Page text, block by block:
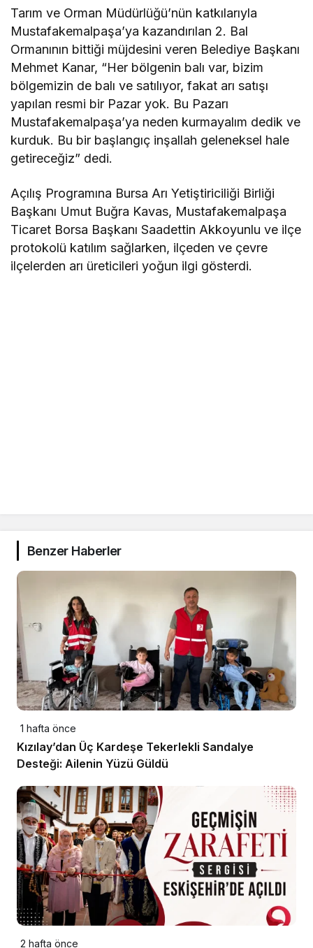
Tarım ve Orman Müdürlüğü’nün katkılarıyla
Mustafakemalpaşa’ya kazandırılan 2. Bal
Ormanının bittiği müjdesini veren Belediye Başkanı
Mehmet Kanar, “Her bölgenin balı var, bizim
bölgemizin de balı ve satılıyor, fakat arı satışı
yapılan resmi bir Pazar yok. Bu Pazarı
Mustafakemalpaşa’ya neden kurmayalım dedik ve
kurduk. Bu bir başlangıç inşallah geleneksel hale
getireceğiz” dedi.
Açılış Programına Bursa Arı Yetiştiriciliği Birliği
Başkanı Umut Buğra Kavas, Mustafakemalpaşa
Ticaret Borsa Başkanı Saadettin Akkoyunlu ve ilçe
protokolü katılım sağlarken, ilçeden ve çevre
ilçelerden arı üreticileri yoğun ilgi gösterdi.
Benzer Haberler
1 hafta önce
Kızılay’dan Üç Kardeşe Tekerlekli Sandalye
Desteği: Ailenin Yüzü Güldü
2 hafta önce